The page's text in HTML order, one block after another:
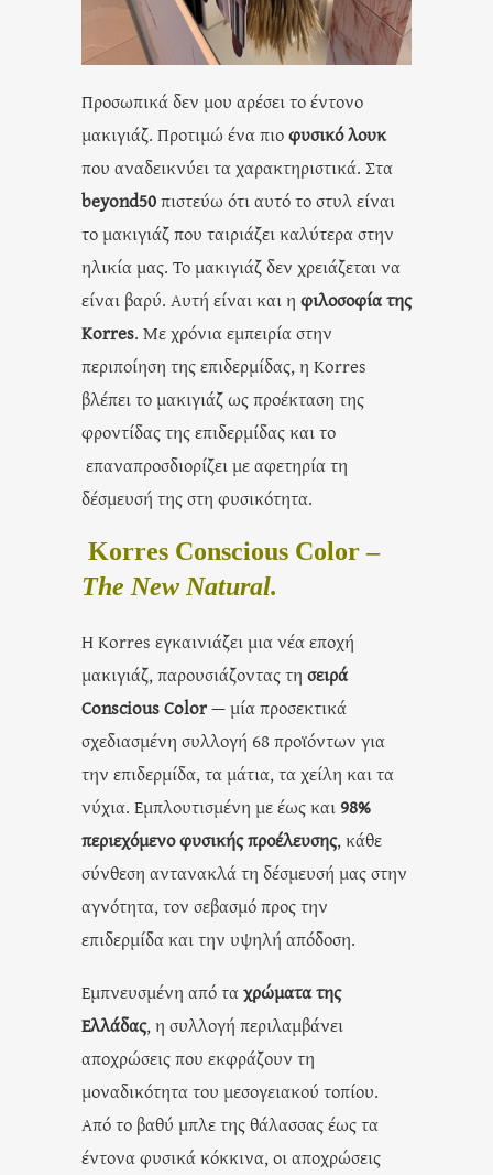
Προσωπικά δεν μου αρέσει το έντονο
μακιγιάζ. Προτιμώ ένα πιοφυσικό λουκ
που αναδεικνύει τα χαρακτηριστικά. Στα
beyond50πιστεύω ότι αυτό το στυλ είναι
το μακιγιάζ που ταιριάζει καλύτερα στην
ηλικία μας. Το μακιγιάζ δεν χρειάζεται να
είναι βαρύ. Αυτή είναι και η φιλοσοφία της
Korres. Με χρόνια εμπειρία στην
περιποίηση της επιδερμίδας, η Korres
βλέπει το μακιγιάζ ως προέκταση της
φροντίδας της επιδερμίδας και το
επαναπροσδιορίζει με αφετηρία τη
δέσμευσή της στη φυσικότητα.
Korres Conscious Color –
Τhe New Natural.
Η Korres εγκαινιάζει μια νέα εποχή
μακιγιάζ, παρουσιάζοντας τη σειρά
Conscious Color— μία προσεκτικά
σχεδιασμένη συλλογή 68 προϊόντων για
την επιδερμίδα, τα μάτια, τα χείλη και τα
νύχια. Εμπλουτισμένη με έως και 98%
περιεχόμενο φυσικής προέλευσης, κάθε
σύνθεση αντανακλά τη δέσμευσή μας στην
αγνότητα, τον σεβασμό προς την
επιδερμίδα και την υψηλή απόδοση.
Εμπνευσμένη από ταχρώματα της
Ελλάδας, η συλλογή περιλαμβάνει
αποχρώσεις που εκφράζουν τη
μοναδικότητα του μεσογειακού τοπίου.
Από το βαθύ μπλε της θάλασσας έως τα
έντονα φυσικά κόκκινα, οι αποχρώσεις